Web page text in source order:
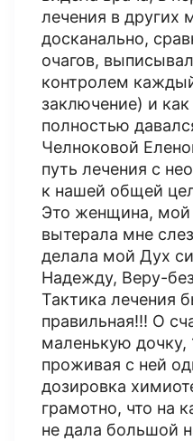
лечения в других
досканально,
очагов,
контролем
заключение) и как
полностью
Челноковой
путь лечения с
к нашей общей
Это женщина, мой
вытерала мне
делала мой Дух
Надежду, Веру-
Тактика лечения
правильная!!! О
маленькую дочку,
проживая с ней
дозировка
грамотно, что на
не дала большой